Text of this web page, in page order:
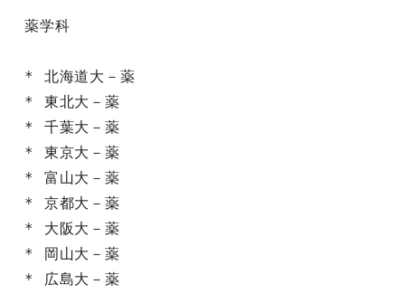
薬学科
* 北海道大－薬
* 東北大－薬
* 千葉大－薬
* 東京大－薬
* 富山大－薬
* 京都大－薬
* 大阪大－薬
* 岡山大－薬
* 広島大－薬